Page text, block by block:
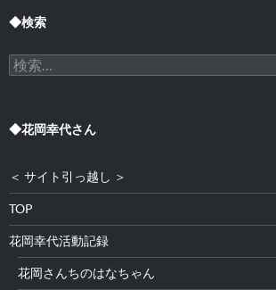
◆検索
検
索:
◆花岡幸代さん
＜ サイト引っ越し ＞
TOP
花岡幸代活動記録
花岡さんちのはなちゃん